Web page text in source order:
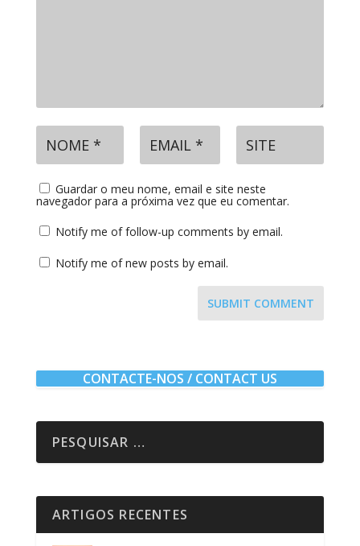
Guardar o meu nome, email e site neste
navegador para a próxima vez que eu comentar.
Notify me of follow-up comments by email.
Notify me of new posts by email.
SUBMIT COMMENT
CONTACTE-NOS / CONTACT US
ARTIGOS RECENTES